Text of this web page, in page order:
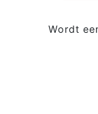
Wordt